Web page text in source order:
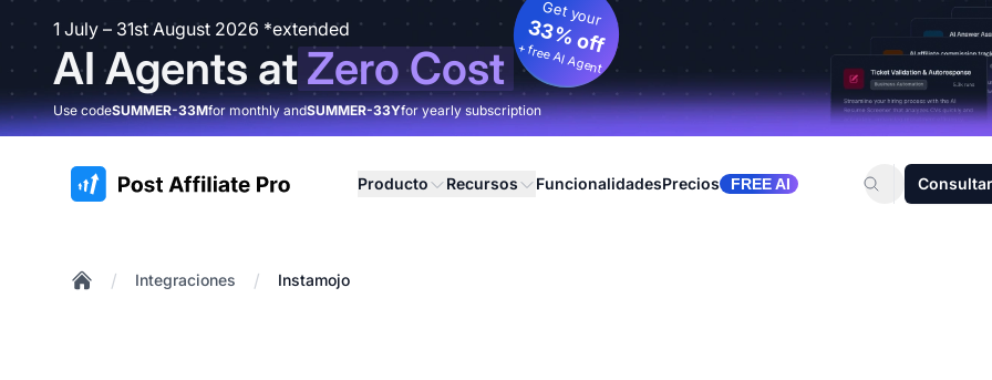
1 July – 31st August 2026 *extended
AI Agents atZero Cost
Get your
33% off
+ free AI Agent
Use codeSUMMER-33Mfor monthly andSUMMER-33Yfor yearly subscription
:site.title Producto Recursos FuncionalidadesPrecios FREE AI
/ Integraciones / Instamojo